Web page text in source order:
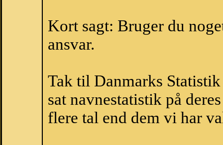
Kort sagt: Bruger du
ansvar.
Tak til Danmarks
sat navnestatistik på
flere tal end dem vi har